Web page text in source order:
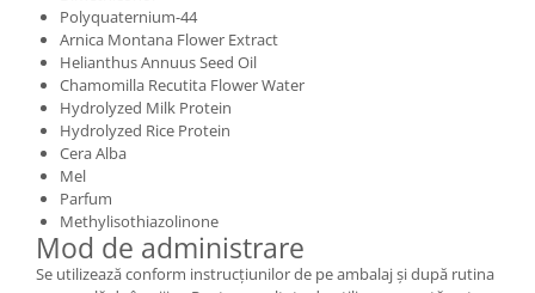
Polyquaternium-44
Arnica Montana Flower Extract
Helianthus Annuus Seed Oil
Chamomilla Recutita Flower Water
Hydrolyzed Milk Protein
Hydrolyzed Rice Protein
Cera Alba
Mel
Parfum
Methylisothiazolinone
Mod de administrare
Se utilizează conform instrucțiunilor de pe ambalaj și după rutina